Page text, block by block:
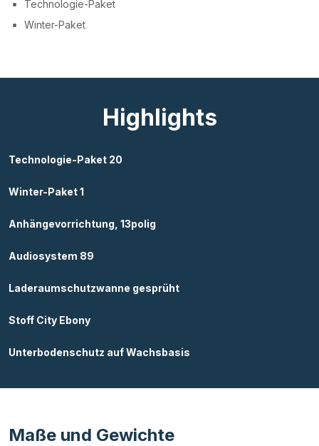
Technologie-Paket
Winter-Paket
Highlights
Technologie-Paket 20
Winter-Paket 1
Anhängevorrichtung, 13polig
Audiosystem 89
Laderaumschutzwanne gesprüht
Stoff City Ebony
Unterbodenschutz auf Wachsbasis
Maße und Gewichte